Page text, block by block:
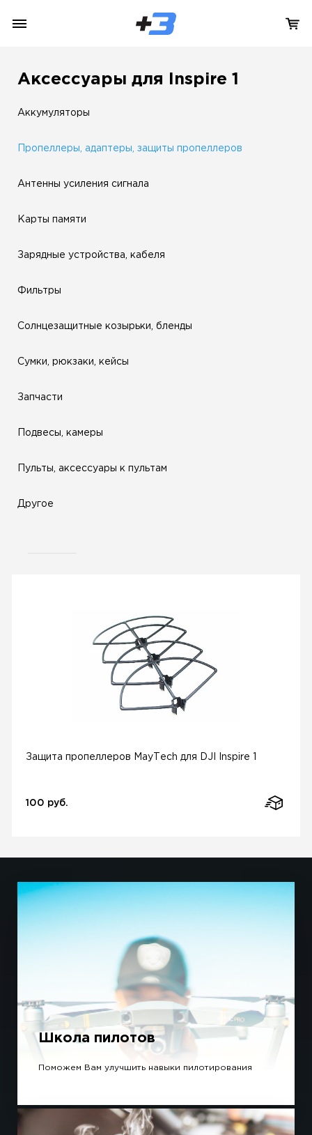
Аксессуары для Inspire 1
Аккумуляторы
Пропеллеры, адаптеры, защиты пропеллеров
Антенны усиления сигнала
Карты памяти
Зарядные устройства, кабеля
Фильтры
Солнцезащитные козырьки, бленды
Сумки, рюкзаки, кейсы
Запчасти
Подвесы, камеры
Пульты, аксессуары к пультам
Другое
Защита пропеллеров MayTech для DJI Inspire 1
100 руб.
Школа пилотов
Поможем Вам улучшить навыки пилотирования